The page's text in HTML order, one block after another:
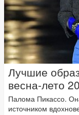
Лучшие
весна-лето
Палома Пикассо.
источником